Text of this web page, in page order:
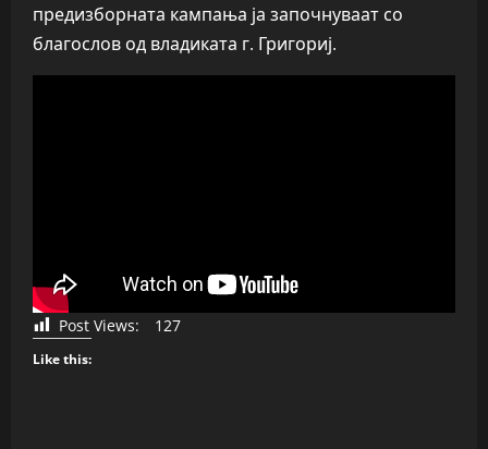
предизборната кампања ја започнуваат со
благослов од владиката г. Григориј.
Post Views: 127
Like this: